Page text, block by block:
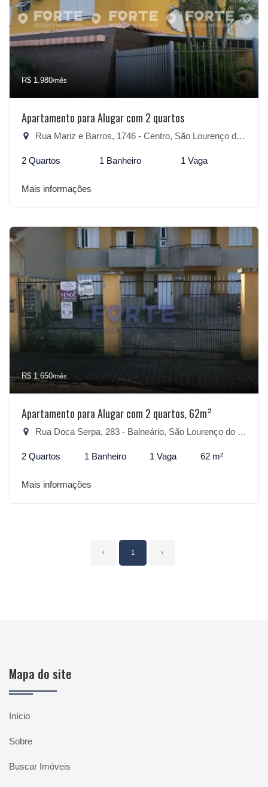
R$ 1.980/mês
Apartamento para Alugar com 2 quartos
Rua Mariz e Barros, 1746 - Centro, São Lourenço do Sul-RS
2 Quartos 1 Banheiro 1 Vaga
Mais informações
R$ 1.650/mês
Apartamento para Alugar com 2 quartos, 62m²
Rua Doca Serpa, 283 - Balneário, São Lourenço do Sul-RS
2 Quartos 1 Banheiro 1 Vaga 62 m²
Mais informações
‹ 1 ›
Mapa do site
Início
Sobre
Buscar Imóveis